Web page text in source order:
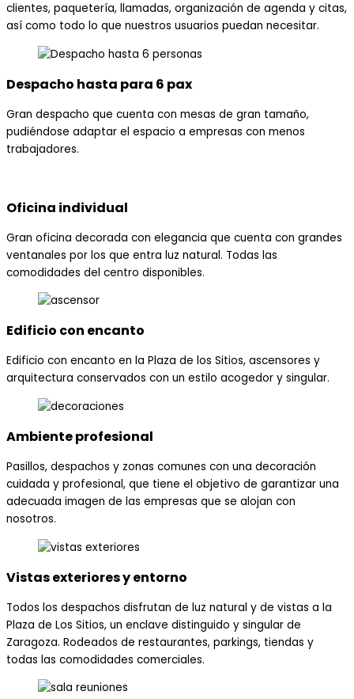
clientes, paquetería, llamadas, organización de agenda y citas,
así como todo lo que nuestros usuarios puedan necesitar.
Despacho hasta para 6 pax
Gran despacho que cuenta con mesas de gran tamaño,
pudiéndose adaptar el espacio a empresas con menos
trabajadores.
Oficina individual
Gran oficina decorada con elegancia que cuenta con grandes
ventanales por los que entra luz natural. Todas las
comodidades del centro disponibles.
Edificio con encanto
Edificio con encanto en la Plaza de los Sitios, ascensores y
arquitectura conservados con un estilo acogedor y singular.
Ambiente profesional
Pasillos, despachos y zonas comunes con una decoración
cuidada y profesional, que tiene el objetivo de garantizar una
adecuada imagen de las empresas que se alojan con
nosotros.
Vistas exteriores y entorno
Todos los despachos disfrutan de luz natural y de vistas a la
Plaza de Los Sitios, un enclave distinguido y singular de
Zaragoza. Rodeados de restaurantes, parkings, tiendas y
todas las comodidades comerciales.